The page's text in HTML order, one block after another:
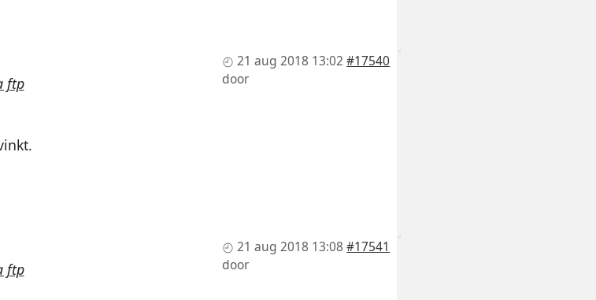
21 aug 2018 13:02 #17540
door
ftp
21 aug 2018 13:08 #17541
door
ftp